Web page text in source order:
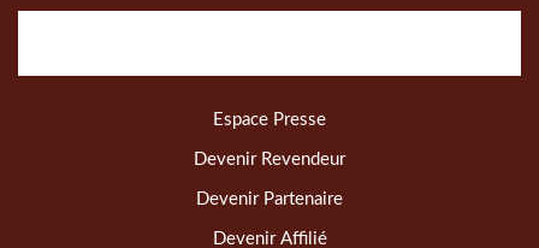
Espace Presse
Devenir Revendeur
Devenir Partenaire
Devenir Affilié